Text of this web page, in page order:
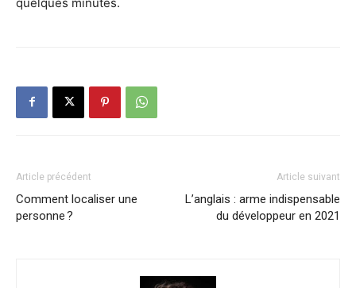
Article précédent
Comment localiser une
personne ?
Article suivant
L’anglais : arme indispensable
du développeur en 2021